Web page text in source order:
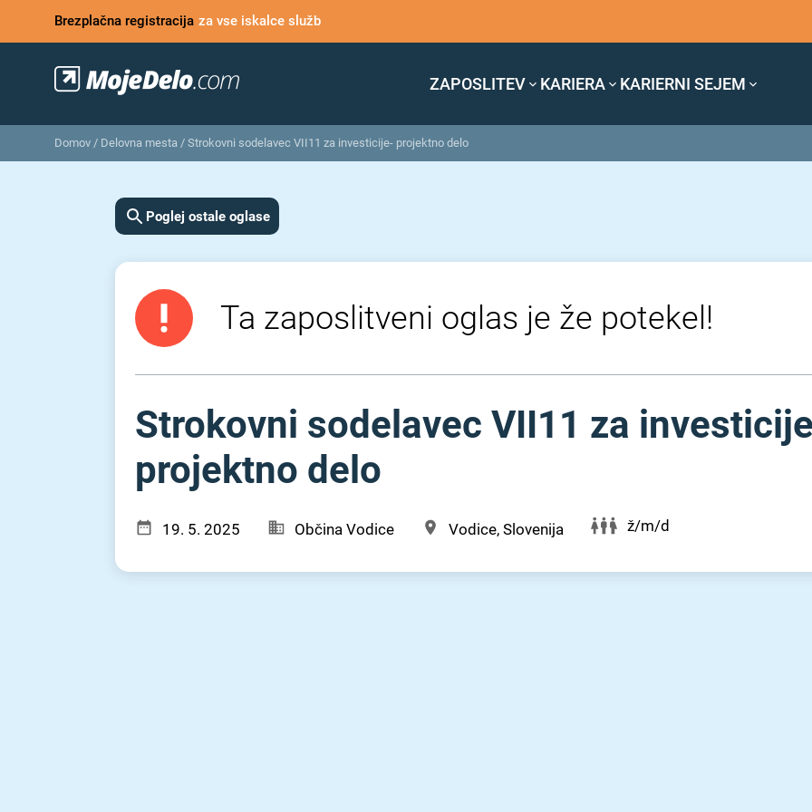
Brezplačna registracija za vse iskalce služb
ZAPOSLITEV KARIERA KARIERNI SEJEM
Domov / Delovna mesta / Strokovni sodelavec VII11 za investicije- projektno delo
Poglej ostale oglase
Ta zaposlitveni oglas je že potekel!
Strokovni sodelavec VII11 za
projektno delo
19. 5. 2025 Občina Vodice Vodice, Slovenija ž/m/d